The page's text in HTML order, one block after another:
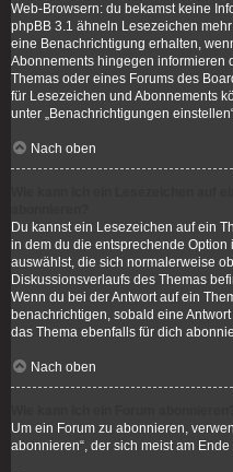
Web-Browsern: du bekamst keine
phpBB 3.1 ähneln Lesezeichen
eine Benachrichtigung erhalten,
Abonnements hingegen informieren
Themas oder eines Forums des
für Lesezeichen und Abonnements
unter „Benachrichtigungen
Nach oben
Du kannst ein Lesezeichen auf ein
in dem du die entsprechende Option
auswählst, die sich normalerweise
Diskussionsverlaufs des Themas
Wenn du bei der Antwort auf ein
benachrichtigen, sobald eine
das Thema ebenfalls für dich
Nach oben
Um ein Forum zu abonnieren,
abonnieren“, der sich meist am